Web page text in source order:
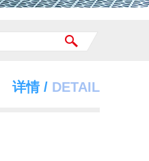
详情 / DETAIL